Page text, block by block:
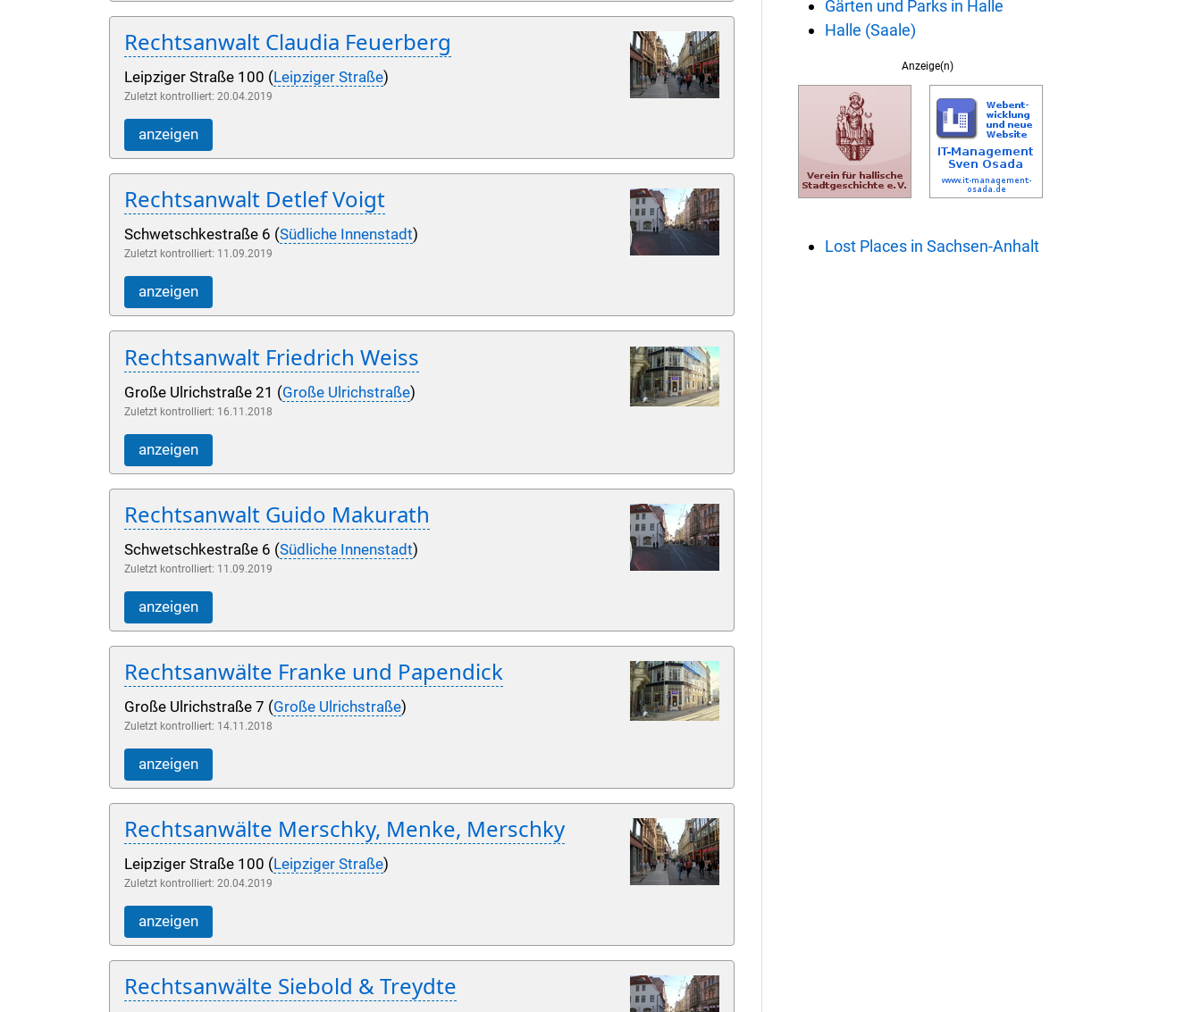
Rechtsanwalt Claudia Feuerberg
Leipziger Straße 100 ( Leipziger Straße)
Zuletzt kontrolliert: 20.04.2019
anzeigen
Rechtsanwalt Detlef Voigt
Schwetschkestraße 6 (Südliche Innenstadt)
Zuletzt kontrolliert: 11.09.2019
anzeigen
Rechtsanwalt Friedrich Weiss
Große Ulrichstraße 21 (Große Ulrichstraße)
Zuletzt kontrolliert: 16.11.2018
anzeigen
Rechtsanwalt Guido Makurath
Schwetschkestraße 6 (Südliche Innenstadt)
Zuletzt kontrolliert: 11.09.2019
anzeigen
Rechtsanwälte Franke und Papendick
Große Ulrichstraße 7 (Große Ulrichstraße)
Zuletzt kontrolliert: 14.11.2018
anzeigen
Rechtsanwälte Merschky, Menke, Merschky
Leipziger Straße 100 (Leipziger Straße)
Zuletzt kontrolliert: 20.04.2019
anzeigen
Rechtsanwälte Siebold & Treydte
Gärten und Parks in Halle
Halle (Saale)
Anzeige(n)
Lost Places in Sachsen-Anhalt